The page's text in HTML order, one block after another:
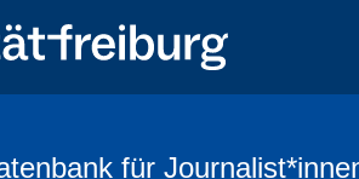
für